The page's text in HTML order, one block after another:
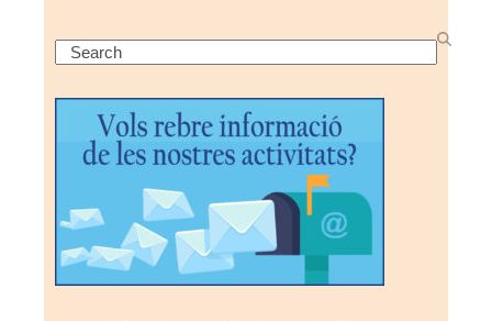
Search